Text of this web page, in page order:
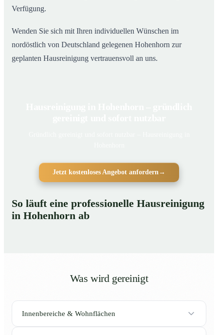
Verfügung.
Wenden Sie sich mit Ihren individuellen Wünschen im
nordöstlich von Deutschland gelegenen Hohenhorn zur
geplanten Hausreinigung vertrauensvoll an uns.
Jetzt kostenloses Angebot anfordern→
So läuft eine professionelle Hausreinigung
in Hohenhorn ab
Was wird gereinigt
Innenbereiche & Wohnflächen